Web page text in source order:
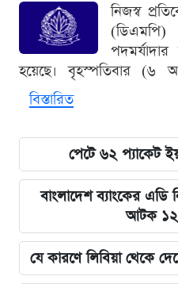
নিজস্ব
হয়েছে। বৃহস্পতিবার (৬
বিস্তারিত
পেটে ৬২ প্যাকেট
বাংলাদেশ ব্যাংকের এডি
আটক ১২
যে কারণে লিবিয়া থেকে